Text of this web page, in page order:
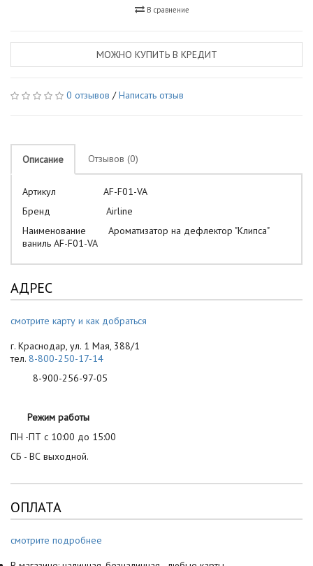
В сравнение
МОЖНО КУПИТЬ В КРЕДИТ
0 отзывов /Написать отзыв
Описание Отзывов (0)
Артикул AF-F01-VA
Бренд Airline
Наименование Ароматизатор на дефлектор "Клипса"
ваниль AF-F01-VA
АДРЕС
смотрите карту и как добраться
г. Краснодар, ул. 1 Мая, 388/1
тел. 8-800-250-17-14
8-900-256-97-05
Режим работы
ПН -ПТ с 10:00 до 15:00
СБ - ВС выходной.
ОПЛАТА
смотрите подробнее